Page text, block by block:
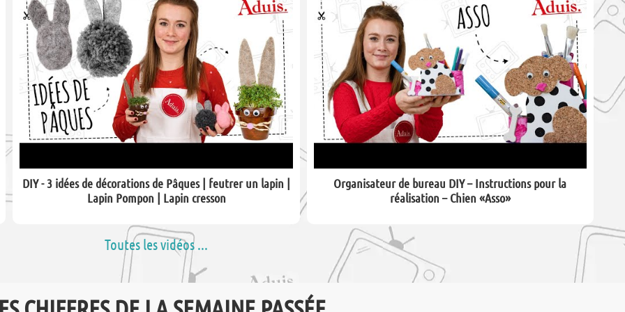
DIY - 3 idées de décorations de Pâques | feutrer un lapin |
Lapin Pompon | Lapin cresson
Organisateur de bureau DIY – Instructions pour la
réalisation – Chien «Asso»
Toutes les vidéos ...